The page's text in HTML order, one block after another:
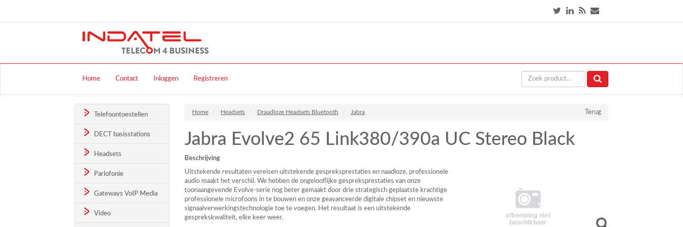
Home Contact Inloggen Registreren
Telefoontoestellen
DECT basisstations
Headsets
Parlofonie
Gateways VoIP Media
Video
Terug
Home Headsets Draadloze Headsets Bluetooth Jabra
Jabra Evolve2 65 Link380/390a UC Stereo Black
Beschrijving
Uitstekende resultaten vereisen uitstekende gespreksprestaties en naadloze, professionele
audio maakt het verschil. We hebben de ongelooflijke gespreksprestaties van onze
toonaangevende Evolve-serie nog beter gemaakt door drie strategisch geplaatste krachtige
professionele microfoons in te bouwen en onze geavanceerde digitale chipset en nieuwste
signaalverwerkingstechnologie toe te voegen. Het resultaat is een uitstekende
gesprekskwaliteit, elke keer weer.